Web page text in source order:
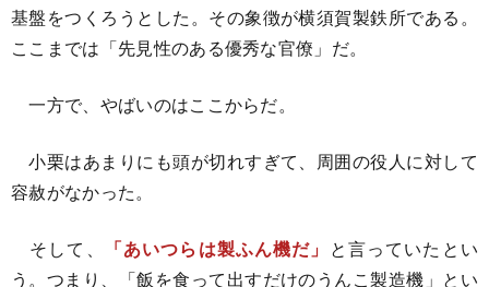
基盤をつくろうとした。その象徴が横須賀製鉄所である。
ここまでは「先見性のある優秀な官僚」だ。
一方で、やばいのはここからだ。
小栗はあまりにも頭が切れすぎて、周囲の役人に対して
容赦がなかった。
そして、 「あいつらは製ふん機だ」 と言っていたとい
う。つまり、「飯を食って出すだけのうんこ製造機」とい